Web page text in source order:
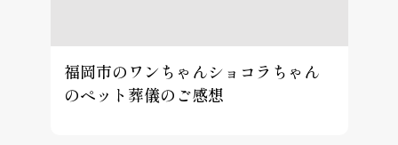
福岡市のワンちゃんショコラちゃん
のペット葬儀のご感想